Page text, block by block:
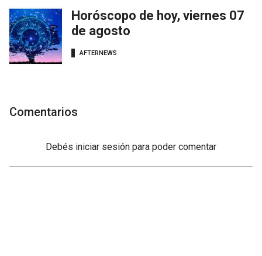
Horóscopo de hoy, viernes 07
de agosto
AFTERNEWS
Comentarios
Debés iniciar sesión para poder comentar